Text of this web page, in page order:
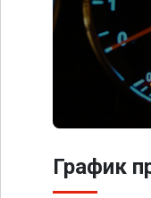
График